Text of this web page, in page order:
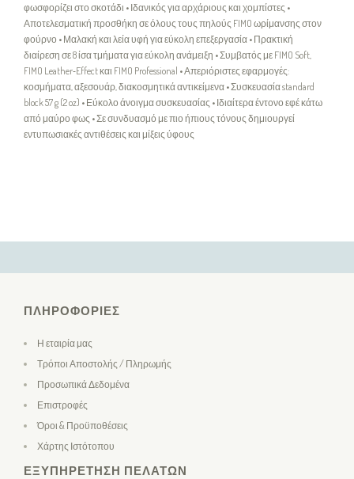
φωσφορίζει στο σκοτάδι • Ιδανικός για αρχάριους και χομπίστες •
Αποτελεσματική προσθήκη σε όλους τους πηλούς FIMO ωρίμανσης στον
φούρνο • Μαλακή και λεία υφή για εύκολη επεξεργασία • Πρακτική
διαίρεση σε 8 ίσα τμήματα για εύκολη ανάμειξη • Συμβατός με FIMO Soft,
FIMO Leather‑Effect και FIMO Professional • Απεριόριστες εφαρμογές:
κοσμήματα, αξεσουάρ, διακοσμητικά αντικείμενα • Συσκευασία standard
block 57 g (2 oz) • Εύκολο άνοιγμα συσκευασίας • Ιδιαίτερα έντονο εφέ κάτω
από μαύρο φως • Σε συνδυασμό με πιο ήπιους τόνους δημιουργεί
εντυπωσιακές αντιθέσεις και μίξεις ύφους
ΠΛΗΡΟΦΟΡΊΕΣ
Η εταιρία μας
Τρόποι Αποστολής / Πληρωμής
Προσωπικά Δεδομένα
Επιστροφές
Όροι & Προϋποθέσεις
Χάρτης Ιστότοπου
ΕΞΥΠΗΡΈΤΗΣΗ ΠΕΛΑΤΏΝ